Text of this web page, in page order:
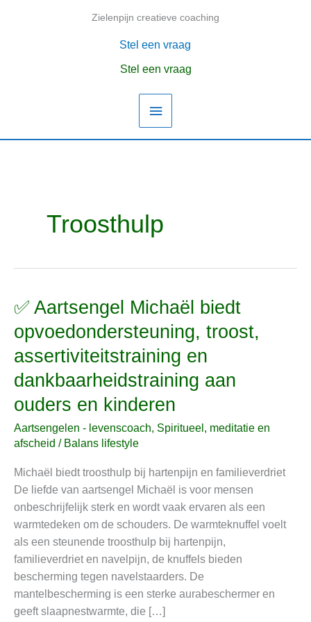
Zielenpijn creatieve coaching
Hoofdmenu
Stel een vraag
Stel een vraag
Troosthulp
✅ Aartsengel Michaël biedt
opvoedondersteuning, troost,
assertiviteitstraining en
dankbaarheidstraining aan
ouders en kinderen
Aartsengelen - levenscoach, Spiritueel, meditatie en
afscheid / Balans lifestyle
Michaël biedt troosthulp bij hartenpijn en familieverdriet
De liefde van aartsengel Michaël is voor mensen
onbeschrijfelijk sterk en wordt vaak ervaren als een
warmtedeken om de schouders. De warmteknuffel voelt
als een steunende troosthulp bij hartenpijn,
familieverdriet en navelpijn, de knuffels bieden
bescherming tegen navelstaarders. De
mantelbescherming is een sterke aurabeschermer en
geeft slaapnestwarmte, die […]
✅
Michaël
biedt
opvoedondersteuning,
troost,
assertiviteitstraining
en
dankbaarheidstraining
ouders
en
kinderen